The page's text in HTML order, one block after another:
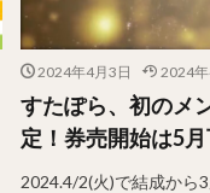
2024年4月3日 2024
すたぽら、初のメ
定！券売開始は5
2024.4/2(火)で結成から